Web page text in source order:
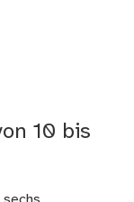
10 bis